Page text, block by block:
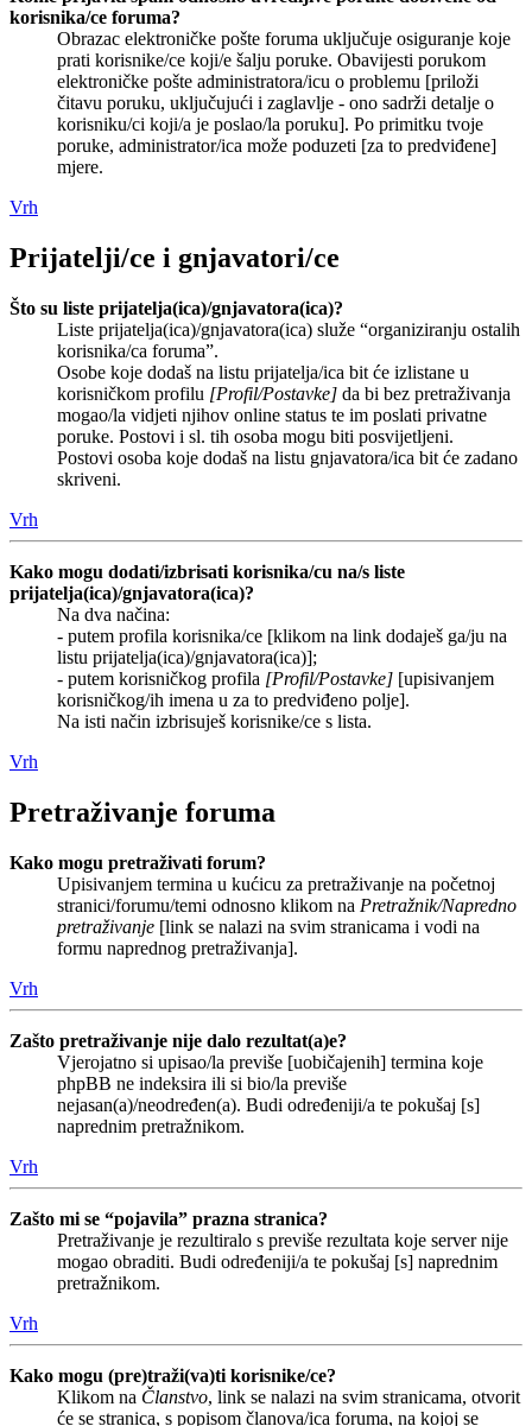
korisnika/ce foruma?
Obrazac elektroničke pošte foruma uključuje osiguranje koje
prati korisnike/ce koji/e šalju poruke. Obavijesti porukom
elektroničke pošte administratora/icu o problemu [priloži
čitavu poruku, uključujući i zaglavlje - ono sadrži detalje o
korisniku/ci koji/a je poslao/la poruku]. Po primitku tvoje
poruke, administrator/ica može poduzeti [za to predviđene]
mjere.
Vrh
Prijatelji/ce i gnjavatori/ce
Što su liste prijatelja(ica)/gnjavatora(ica)?
Liste prijatelja(ica)/gnjavatora(ica) služe “organiziranju ostalih
korisnika/ca foruma”.
Osobe koje dodaš na listu prijatelja/ica bit će izlistane u
korisničkom profilu [Profil/Postavke] da bi bez pretraživanja
mogao/la vidjeti njihov online status te im poslati privatne
poruke. Postovi i sl. tih osoba mogu biti posvijetljeni.
Postovi osoba koje dodaš na listu gnjavatora/ica bit će zadano
skriveni.
Vrh
Kako mogu dodati/izbrisati korisnika/cu na/s liste
prijatelja(ica)/gnjavatora(ica)?
Na dva načina:
- putem profila korisnika/ce [klikom na link dodaješ ga/ju na
listu prijatelja(ica)/gnjavatora(ica)];
- putem korisničkog profila [Profil/Postavke] [upisivanjem
korisničkog/ih imena u za to predviđeno polje].
Na isti način izbrisuješ korisnike/ce s lista.
Vrh
Pretraživanje foruma
Kako mogu pretraživati forum?
Upisivanjem termina u kućicu za pretraživanje na početnoj
stranici/forumu/temi odnosno klikom na Pretražnik/Napredno
pretraživanje [link se nalazi na svim stranicama i vodi na
formu naprednog pretraživanja].
Vrh
Zašto pretraživanje nije dalo rezultat(a)e?
Vjerojatno si upisao/la previše [uobičajenih] termina koje
phpBB ne indeksira ili si bio/la previše
nejasan(a)/neodređen(a). Budi određeniji/a te pokušaj [s]
naprednim pretražnikom.
Vrh
Zašto mi se “pojavila” prazna stranica?
Pretraživanje je rezultiralo s previše rezultata koje server nije
mogao obraditi. Budi određeniji/a te pokušaj [s] naprednim
pretražnikom.
Vrh
Kako mogu (pre)traži(va)ti korisnike/ce?
Klikom na Članstvo, link se nalazi na svim stranicama, otvorit
će se stranica, s popisom članova/ica foruma, na kojoj se